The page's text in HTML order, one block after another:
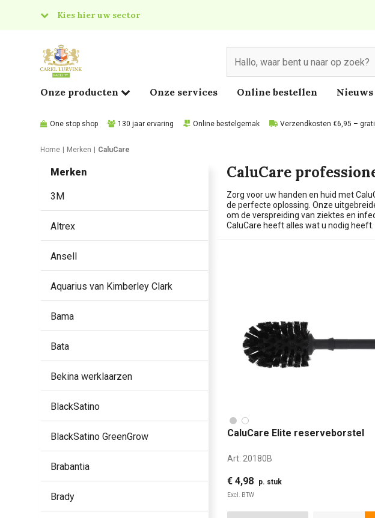
Kies hier uw sector
Food
Onze producten Onze services Online bestellen Nieuws
One stop shop 130 jaar ervaring Online bestelgemak Verzendkosten €6,95 –
Home Merken CaluCare
Merken
3M
Altrex
Ansell
Aquarius van Kimberley Clark
Bama
Bata
Bekina werklaarzen
BlackSatino
BlackSatino GreenGrow
Brabantia
Brady
CaluCare
Zorg voor uw handen en huid met
de perfecte oplossing. Onze
om de verspreiding van ziektes en
CaluCare heeft alles wat u nodig heeft.
CaluCare Elite reserveborstel
Art: 20180B
€ 4,98 p. stuk
Excl. BTW